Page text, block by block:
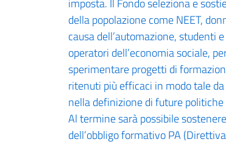
imposta. Il Fondo seleziona e
della popolazione come NEET,
causa dell’automazione, studenti
operatori dell’economia sociale,
sperimentare progetti di
ritenuti più efficaci in modo tale
nella definizione di future
Al termine sarà possibile
dell’obbligo formativo PA